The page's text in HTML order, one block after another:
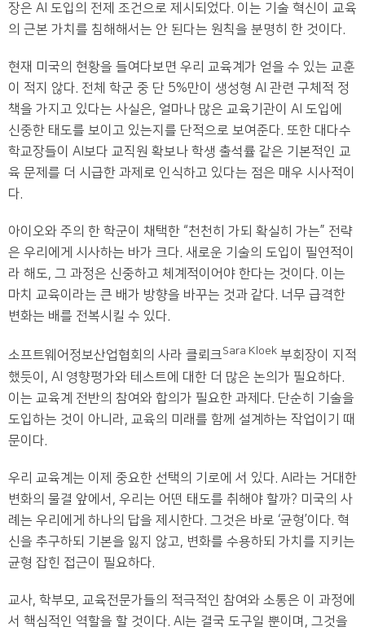
장은 AI 도입의 전제 조건으로 제시되었다. 이는 기술 혁신이 교육
의 근본 가치를 침해해서는 안 된다는 원칙을 분명히 한 것이다.
현재 미국의 현황을 들여다보면 우리 교육계가 얻을 수 있는 교훈
이 적지 않다. 전체 학군 중 단 5%만이 생성형 AI 관련 구체적 정
책을 가지고 있다는 사실은, 얼마나 많은 교육기관이 AI 도입에
신중한 태도를 보이고 있는지를 단적으로 보여준다. 또한 대다수
학교장들이 AI보다 교직원 확보나 학생 출석률 같은 기본적인 교
육 문제를 더 시급한 과제로 인식하고 있다는 점은 매우 시사적이
다.
아이오와 주의 한 학군이 채택한 “천천히 가되 확실히 가는” 전략
은 우리에게 시사하는 바가 크다. 새로운 기술의 도입이 필연적이
라 해도, 그 과정은 신중하고 체계적이어야 한다는 것이다. 이는
마치 교육이라는 큰 배가 방향을 바꾸는 것과 같다. 너무 급격한
변화는 배를 전복시킬 수 있다.
소프트웨어정보산업협회의 사라 클뢰크Sara Kloek 부회장이 지적
했듯이, AI 영향평가와 테스트에 대한 더 많은 논의가 필요하다.
이는 교육계 전반의 참여와 합의가 필요한 과제다. 단순히 기술을
도입하는 것이 아니라, 교육의 미래를 함께 설계하는 작업이기 때
문이다.
우리 교육계는 이제 중요한 선택의 기로에 서 있다. AI라는 거대한
변화의 물결 앞에서, 우리는 어떤 태도를 취해야 할까? 미국의 사
례는 우리에게 하나의 답을 제시한다. 그것은 바로 ‘균형’이다. 혁
신을 추구하되 기본을 잃지 않고, 변화를 수용하되 가치를 지키는
균형 잡힌 접근이 필요하다.
교사, 학부모, 교육전문가들의 적극적인 참여와 소통은 이 과정에
서 핵심적인 역할을 할 것이다. AI는 결국 도구일 뿐이며, 그것을